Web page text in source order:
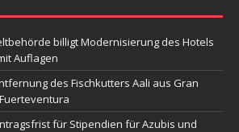
billigt Modernisierung des Hotels
Auflagen
des Fischkutters Aali aus Gran
für Stipendien für Azubis und